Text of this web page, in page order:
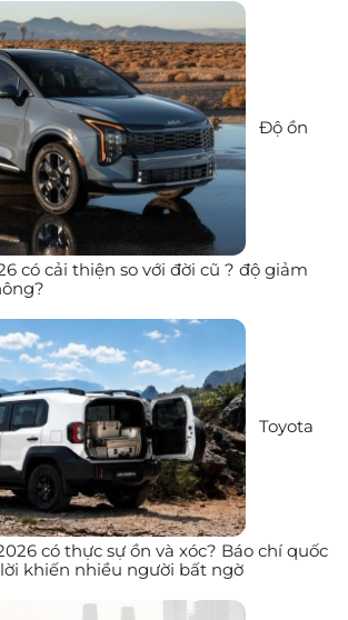
Độ ồn
có cải thiện so với đời cũ ? độ giảm
Toyota
có thực sự ồn và xóc? Báo chí quốc
khiến nhiều người bất ngờ